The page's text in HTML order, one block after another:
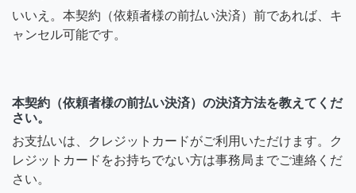
いいえ。本契約（依頼者様の前払い決済）前であれば、キ
ャンセル可能です。
本契約（依頼者様の前払い決済）の決済方法を教えてくだ
さい。
お支払いは、クレジットカードがご利用いただけます。ク
レジットカードをお持ちでない方は事務局までご連絡くだ
さい。